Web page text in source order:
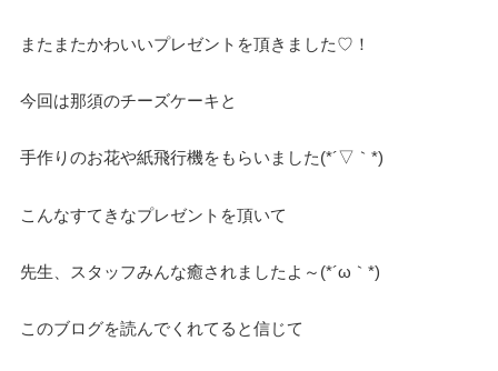
またまたかわいいプレゼントを頂きました♡！
今回は那須のチーズケーキと
手作りのお花や紙飛行機をもらいました(*´▽｀*)
こんなすてきなプレゼントを頂いて
先生、スタッフみんな癒されましたよ～(*´ω｀*)
このブログを読んでくれてると信じて